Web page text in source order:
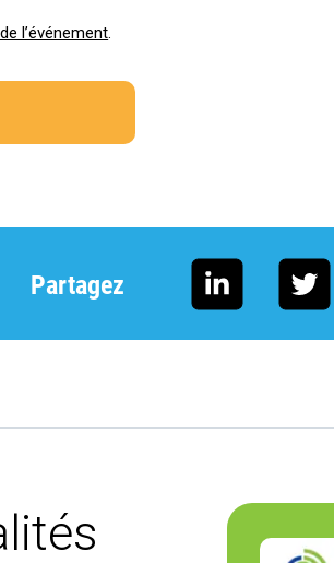
l’événement.
Partagez